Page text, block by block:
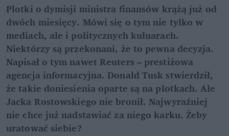
Plotki o dymisji ministra finansów krążą już od
dwóch miesięcy. Mówi się o tym nie tylko w
mediach, ale i politycznych kuluarach.
Niektórzy są przekonani, że to pewna decyzja.
Napisał o tym nawet Reuters – prestiżowa
agencja informacyjna. Donald Tusk stwierdził,
że takie doniesienia oparte są na plotkach. Ale
Jacka Rostowskiego nie bronił. Najwyraźniej
nie chce już nadstawiać za niego karku. Żeby
uratować siebie?